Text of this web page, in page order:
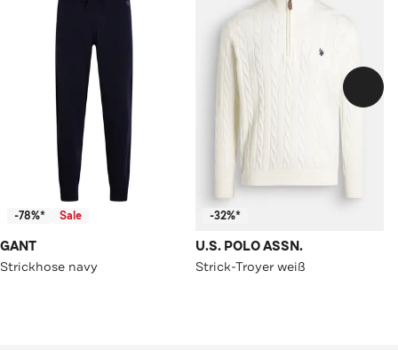
-78%* Sale
GANT
Strickhose navy
-32%*
U.S. POLO ASSN.
Strick-Troyer weiß